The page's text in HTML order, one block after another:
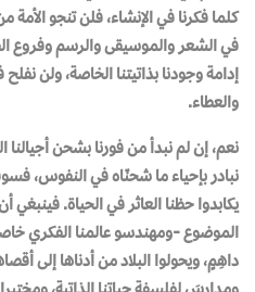
كلما فكرنا في الإنشاء، فلن تنجو الأمة
في الشعر والموسيقى والرسم وفروع
إدامة وجودنا بذاتيتنا الخاصة، ولن
والعطاء.
نعم، إن لم نبدأ من فورنا بشحن أجيالنا
نبادر بإحياء ما شحنّاه في النفوس،
يكابدوا حظنا العاثر في الحياة.
الموضوع -ومهندسو عالمنا الفكري
داهِمٍ، ويحولوا البلاد من أدناها إلى